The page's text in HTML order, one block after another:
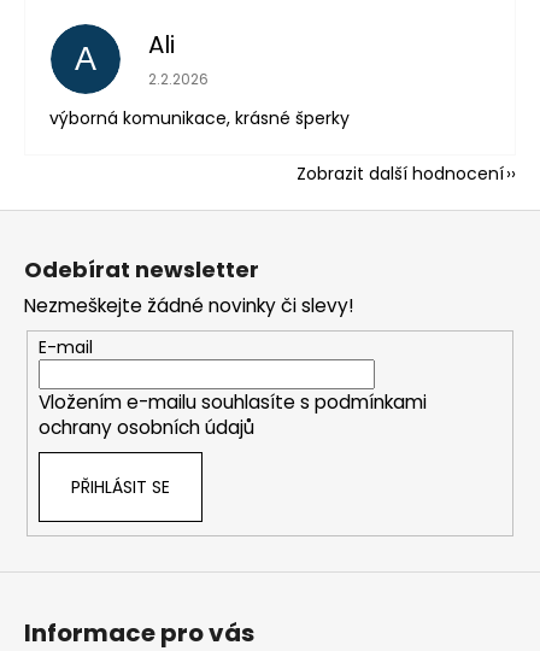
A Ali
Hodnocení obchodu je 5 z 5 hvězdiček.
2.2.2026
výborná komunikace, krásné šperky
Zobrazit další hodnocení
Z
Odebírat newsletter
Nezmeškejte žádné novinky či slevy!
E-mail
Vložením e-mailu souhlasíte s podmínkami
ochrany osobních údajů
PŘIHLÁSIT SE
Informace pro vás